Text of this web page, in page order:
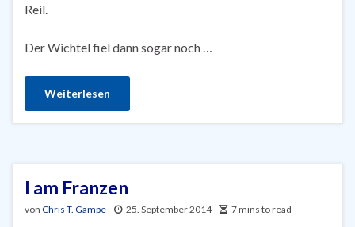
Reil.
Der Wichtel fiel dann sogar noch …
Weiterlesen
I am Franzen
von Chris T. Gampe 25. September 2014 7 mins to read